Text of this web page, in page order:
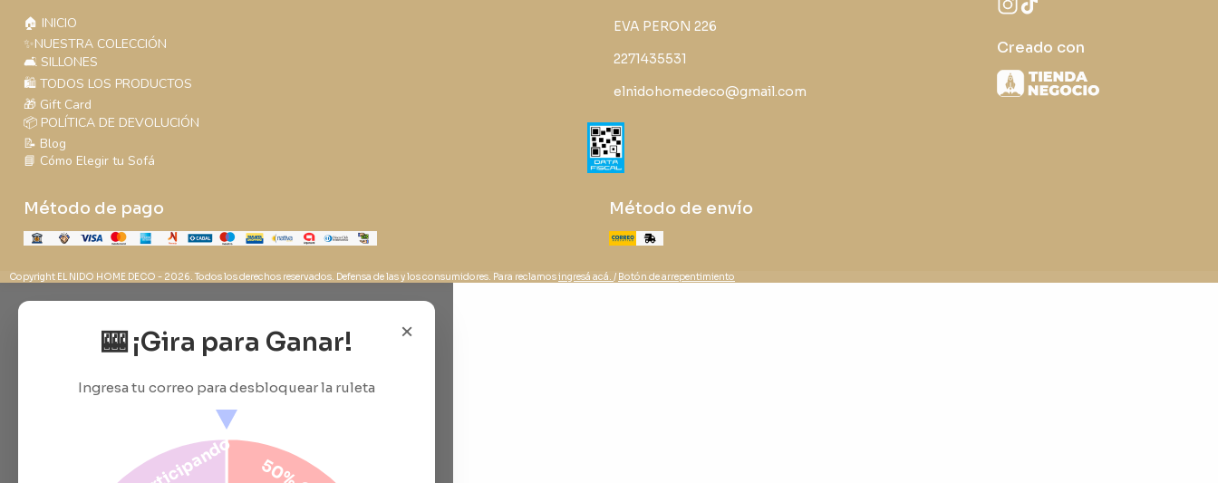
🏠 INICIO
✨NUESTRA COLECCIÓN
🛋️ SILLONES
🛍️ TODOS LOS PRODUCTOS
🎁 Gift Card
📦 POLÍTICA DE DEVOLUCIÓN
📝 Blog
📘 Cómo Elegir tu Sofá
EVA PERON 226
2271435531
elnidohomedeco@gmail.com
Creado con
Método de pago Método de envío
Copyright EL NIDO HOME DECO - 2026. Todos los derechos reservados. Defensa de las y los consumidores. Para reclamosingresá acá. / Botón de arrepentimiento
×
🎰 ¡Gira para Ganar!
Ingresa tu correo para desbloquear la ruleta